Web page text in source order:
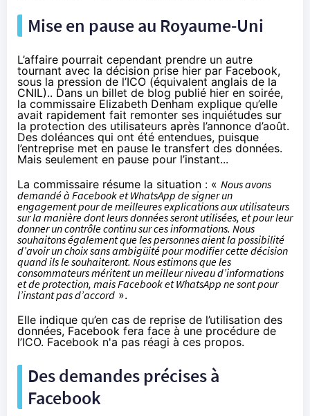
Mise en pause au Royaume-Uni
L’affaire pourrait cependant prendre un autre
tournant avec la décision prise hier par Facebook,
sous la pression de l’ICO (équivalent anglais de la
CNIL).. Dans un billet de blog publié hier en soirée,
la commissaire Elizabeth Denham explique qu’elle
avait rapidement fait remonter ses inquiétudes sur
la protection des utilisateurs après l’annonce d’août.
Des doléances qui ont été entendues, puisque
l’entreprise met en pause le transfert des données.
Mais seulement en pause pour l’instant...
La commissaire résume la situation : « Nous avons
demandé à Facebook et WhatsApp de signer un
engagement pour de meilleures explications aux utilisateurs
sur la manière dont leurs données seront utilisées, et pour leur
donner un contrôle continu sur ces informations. Nous
souhaitons également que les personnes aient la possibilité
d’avoir un choix sans ambigüité pour modifier cette décision
quand ils le souhaiteront. Nous estimons que les
consommateurs méritent un meilleur niveau d’informations
et de protection, mais Facebook et WhatsApp ne sont pour
l’instant pas d’accord ».
Elle indique qu’en cas de reprise de l’utilisation des
données, Facebook fera face à une procédure de
l’ICO. Facebook n'a pas réagi à ces propos.
Des demandes précises à
Facebook